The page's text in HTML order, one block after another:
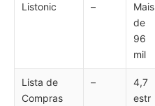
Listonic –
Mais
de
96
mil
Lista de
Compras
–
4,7
estr